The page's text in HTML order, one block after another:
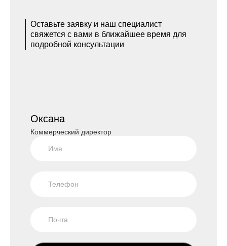
Оставьте заявку и наш специалист
свяжется с вами в ближайшее время для
подробной консультации
Оксана
Коммерческий директор